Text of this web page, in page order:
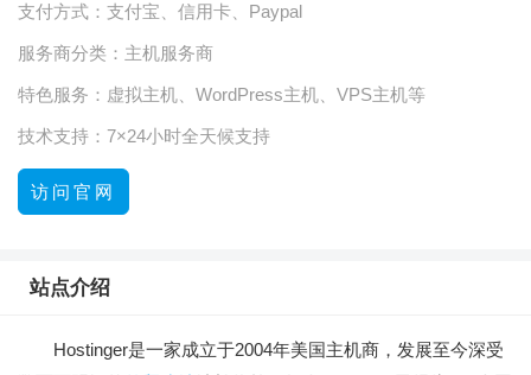
支付方式： 支付宝、信用卡、Paypal
服务商分类： 主机服务商
特色服务： 虚拟主机、WordPress主机、VPS主机等
技术支持： 7×24小时全天候支持
访问官网
站点介绍
Hostinger是一家成立于2004年美国主机商，发展至今深受